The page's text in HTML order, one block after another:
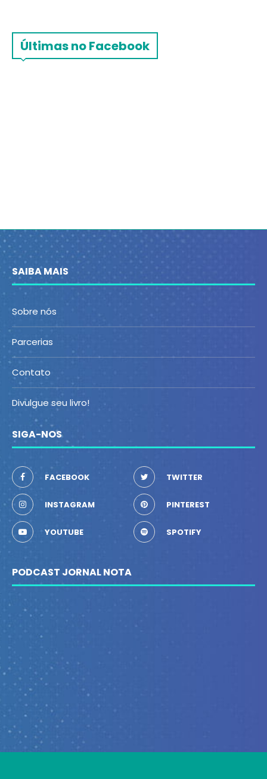
Últimas no Facebook
SAIBA MAIS
Sobre nós
Parcerias
Contato
Divulgue seu livro!
SIGA-NOS
FACEBOOK TWITTER
INSTAGRAM PINTEREST
YOUTUBE SPOTIFY
PODCAST JORNAL NOTA